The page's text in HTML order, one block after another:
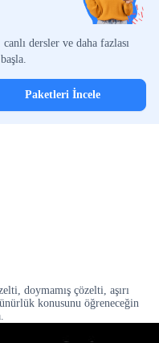
dersler ve daha fazlası
Paketleri İncele
doymamış çözelti, aşırı
konusunu öğreneceğin